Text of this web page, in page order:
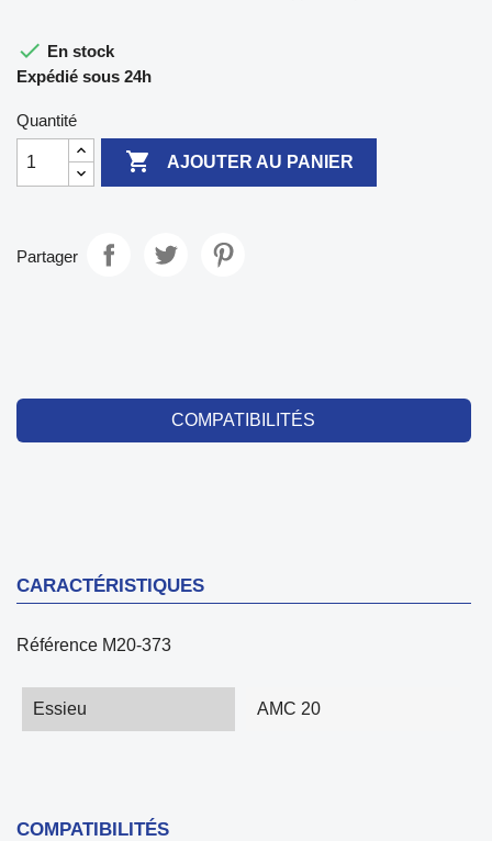
 En stock
Expédié sous 24h
Quantité
 AJOUTER AU PANIER
Partager
COMPATIBILITÉS
CARACTÉRISTIQUES
Référence M20-373
Essieu AMC 20
COMPATIBILITÉS